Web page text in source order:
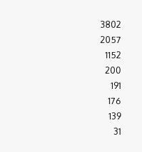
3802
2057
1152
200
191
176
139
31